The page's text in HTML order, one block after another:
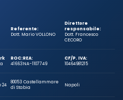
Referente:
Dott. Mario VOLLONO
Direttore
responsabile:
Dott. Francesco
CECORO
ROC:
41663
REA:
NA-1107749
CF/P. IVA:
10464981215
24
80053 Castellammare
di Stabia
Napoli